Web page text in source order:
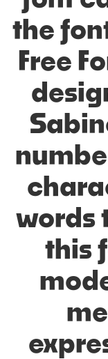
the
Free
words
this